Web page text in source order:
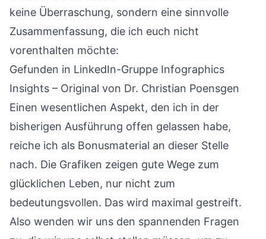
keine Überraschung, sondern eine sinnvolle
Zusammenfassung, die ich euch nicht
vorenthalten möchte:
Gefunden in LinkedIn-Gruppe Infographics
Insights – Original von Dr. Christian Poensgen
Einen wesentlichen Aspekt, den ich in der
bisherigen Ausführung offen gelassen habe,
reiche ich als Bonusmaterial an dieser Stelle
nach. Die Grafiken zeigen gute Wege zum
glücklichen Leben, nur nicht zum
bedeutungsvollen. Das wird maximal gestreift.
Also wenden wir uns den spannenden Fragen